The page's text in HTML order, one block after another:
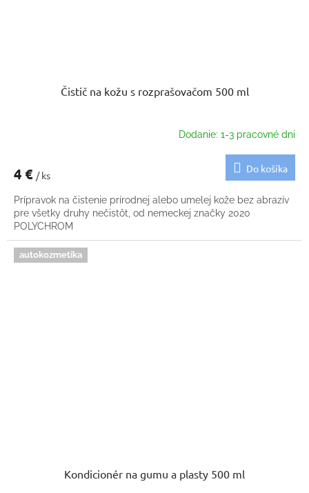
Čistič na kožu s rozprašovačom 500 ml
Dodanie: 1-3 pracovné dni
4 € / ks
Do košíka
Prípravok na čistenie prírodnej alebo umelej kože bez abrazív
pre všetky druhy nečistôt, od nemeckej značky 2020
POLYCHROM
autokozmetika
Kondicionér na gumu a plasty 500 ml